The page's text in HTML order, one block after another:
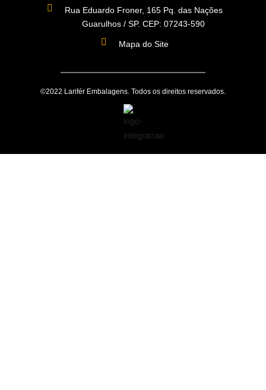
Rua Eduardo Froner, 165 Pq. das Nações
Guarulhos / SP. CEP: 07243-590
Mapa do Site
©2022 Larifér Embalagens. Todos os direitos reservados.